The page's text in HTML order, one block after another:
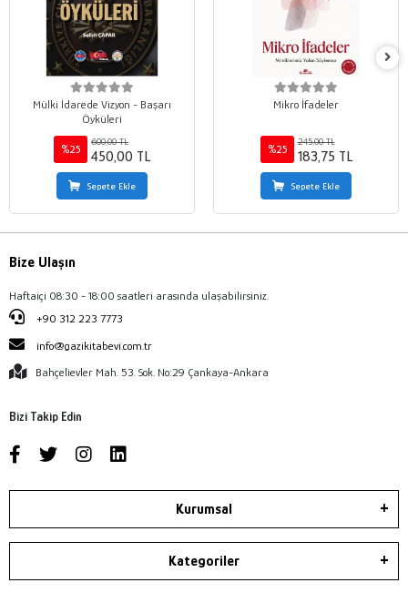
Mülki İdarede Vizyon - Başarı
Öyküleri
%25
600,00 TL
450,00 TL
Sepete Ekle
Mikro İfadeler
%25
245,00 TL
183,75 TL
Sepete Ekle
Bize Ulaşın
Haftaiçi 08:30 - 18:00 saatleri arasında ulaşabilirsiniz.
+90 312 223 7773
info@gazikitabevi.com.tr
Bahçelievler Mah. 53. Sok. No:29 Çankaya-Ankara
Bizi Takip Edin
Kurumsal
Kategoriler